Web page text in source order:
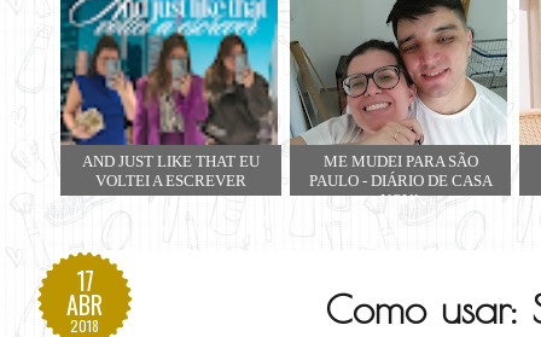
AND JUST LIKE THAT EU
VOLTEI A ESCREVER
ME MUDEI PARA SÃO
PAULO - DIÁRIO DE CASA
NOVA
17
ABR
2018 Como usar: